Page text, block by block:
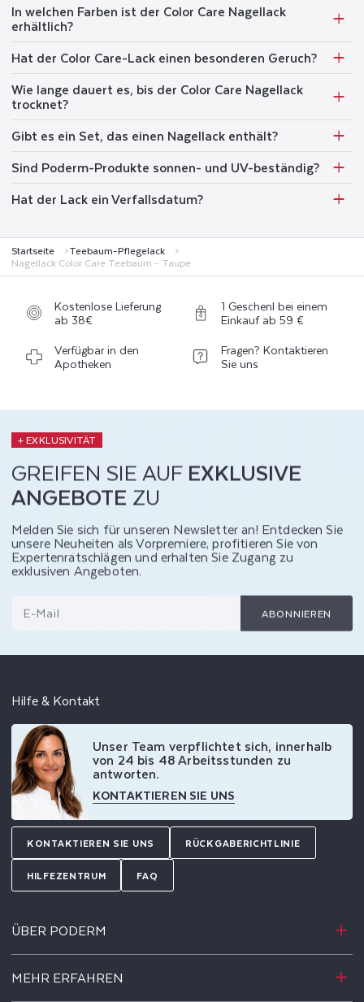
In welchen Farben ist der Color Care Nagellack
erhältlich?
Hat der Color Care-Lack einen besonderen Geruch?
Wie lange dauert es, bis der Color Care Nagellack
trocknet?
Gibt es ein Set, das einen Nagellack enthält?
Sind Poderm-Produkte sonnen- und UV-beständig?
Hat der Lack ein Verfallsdatum?
Startseite Teebaum-Pflegelack
Nagellack Color Care Teebaum - Taupe
Kostenlose Lieferung
ab 38€
1 Geschenl bei einem
Einkauf ab 59 €
Verfügbar in den
Apotheken
Fragen? Kontaktieren
Sie uns
+ EXKLUSIVITÄT
GREIFEN SIE AUFEXKLUSIVE
ANGEBOTE ZU
Melden Sie sich für unseren Newsletter an! Entdecken Sie
unsere Neuheiten als Vorpremiere, profitieren Sie von
Expertenratschlägen und erhalten Sie Zugang zu
exklusiven Angeboten.
E-Mail ABONNIEREN
Hilfe & Kontakt
Unser Team verpflichtet sich, innerhalb
von 24 bis 48 Arbeitsstunden zu
antworten.
KONTAKTIEREN SIE UNS
KONTAKTIEREN SIE UNS RÜCKGABERICHTLINIE
HILFEZENTRUM FAQ
ÜBER PODERM
MEHR ERFAHREN